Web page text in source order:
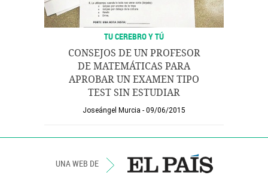
TU CEREBRO Y TÚ
CONSEJOS DE UN PROFESOR
DE MATEMÁTICAS PARA
APROBAR UN EXAMEN TIPO
TEST SIN ESTUDIAR
Joseángel Murcia 09/06/2015
UNA WEB DE